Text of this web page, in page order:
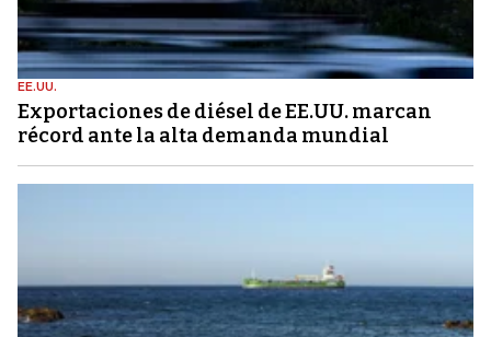
EE.UU.
Exportaciones de diésel de EE.UU. marcan
récord ante la alta demanda mundial